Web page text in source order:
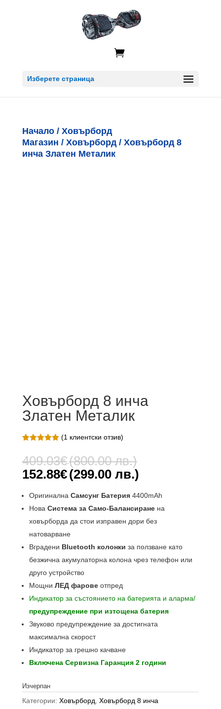

Изберете страница
Начало/ Ховърборд
Магазин / Ховърборд/ Ховърборд 8
инча Златен Металик
Ховърборд 8 инча
Златен Металик
базирано
на
потребителс
(1 клиентски отзив)
409.03€(800.00 лв.)
409.03€
(800.00
лв.).
152.88€(299.00 лв.)Текущата
е:
152.88€
(299.00
Оригинална Самсунг Батерия4400mAh
Нова Система за Само-Балансиранена
ховърборда да стои изправен дори без
натоварване
Вградени Bluetooth колонки за ползване като
безжична акумулаторна колона чрез телефон или
друго устройство
Мощни ЛЕД фаровеотпред
Индикатор за състоянието на батерията и аларма/
предупреждение при изтощена батерия
Звуково предупреждение за достигната
максимална скорост
Индикатор за грешно качване
Включена Сервизна Гаранция 2 години
Изчерпан
Категории: Ховърборд Ховърборд 8 инча